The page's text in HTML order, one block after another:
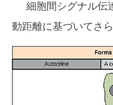
細胞間シグナル伝
動距離に基づいてさ